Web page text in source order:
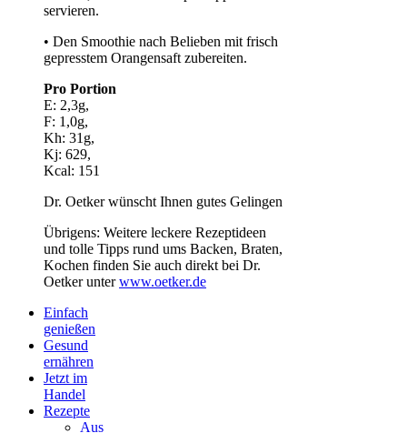
servieren.
• Den Smoothie nach Belieben mit frisch
gepresstem Orangensaft zubereiten.
Pro Portion
E: 2,3g,
F: 1,0g,
Kh: 31g,
Kj: 629,
Kcal: 151
Dr. Oetker wünscht Ihnen gutes Gelingen
Übrigens: Weitere leckere Rezeptideen
und tolle Tipps rund ums Backen, Braten,
Kochen finden Sie auch direkt bei Dr.
Oetker unterwww.oetker.de
Einfach
genießen
Gesund
ernähren
Jetzt im
Handel
Rezepte
Aus